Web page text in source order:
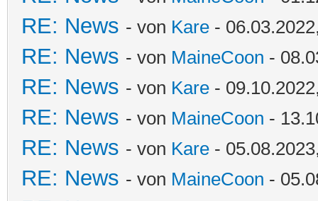
RE: News - von Kare -
RE: News - von MaineCoon -
RE: News - von Kare -
RE: News - von MaineCoon -
RE: News - von Kare -
RE: News - von MaineCoon -